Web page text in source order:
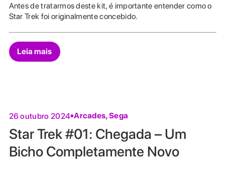
Antes de tratarmos deste kit, é importante entender como o
Star Trek foi originalmente concebido.
Leia mais
26 outubro 2024 Arcades,Sega
Star Trek #01: Chegada – Um
Bicho Completamente Novo